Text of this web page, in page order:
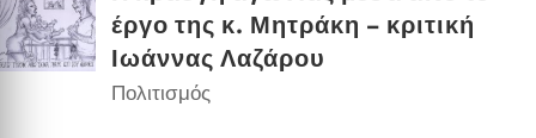
έργο της κ. Μητράκη – κριτική
Ιωάννας Λαζάρου
Πολιτισμός